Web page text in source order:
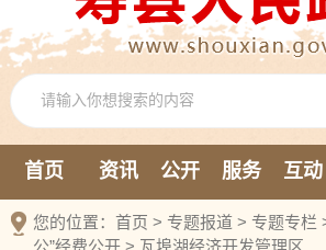
首页 资讯 公开 服务 互动
新媒体
您的位置： 首页 > 专题报道 > 专题专栏
公”经费公开 > 瓦埠湖经济开发管理区